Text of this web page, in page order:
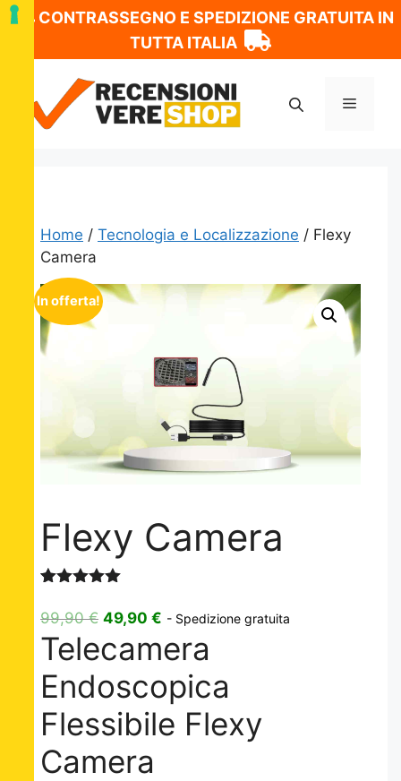
CONTRASSEGNO E SPEDIZIONE GRATUITA IN
TUTTA ITALIA
contenuto
Menu
Home / Tecnologia e Localizzazione / Flexy
Camera
In offerta!
Flexy Camera
5.00su 5
su base
di
recensioni
99,90€ Il
prezzo
originale
era:
49,90 € Il
prezzo
attuale
è:
49,90 €.
- Spedizione gratuita
Telecamera
Endoscopica
Flessibile Flexy
Camera